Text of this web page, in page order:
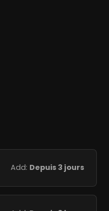
Add: Depuis 3 jours